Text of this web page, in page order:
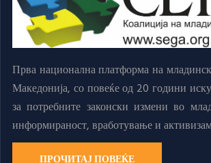
Прва национална платформа на
Македонија, со повеќе од 20 години
за потребните законски измени во
информираност, вработување и
ПРОЧИТАЈ ПОВЕЌЕ